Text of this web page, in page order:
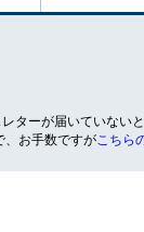
ーが届いていない
、お手数ですがこちら